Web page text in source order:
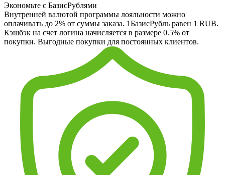
Экономьте с БазисРублями
Внутренней валютой программы лояльности можно
оплачивать до 2% от суммы заказа. 1БазисРубль равен 1 RUB.
Кэшбэк на счет логина начисляется в размере 0.5% от
покупки. Выгодные покупки для постоянных клиентов.